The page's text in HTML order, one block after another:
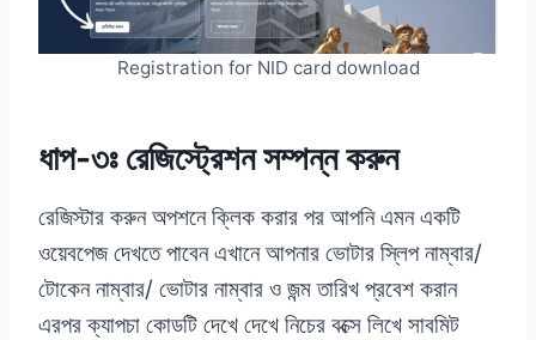
Registration for NID card download
ধাপ-৩ঃ রেজিস্ট্রেশন সম্পন্ন করুন
রেজিস্টার করুন অপশনে ক্লিক করার পর আপনি এমন একটি
ওয়েবপেজ দেখতে পাবেন এখানে আপনার ভোটার স্লিপ নাম্বার/
টোকেন নাম্বার/ ভোটার নাম্বার ও জন্ম তারিখ প্রবেশ করান
এরপর ক্যাপচা কোডটি দেখে দেখে নিচের বক্সে লিখে সাবমিট